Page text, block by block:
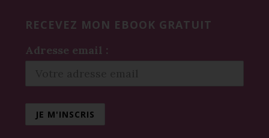
RECEVEZ MON EBOOK GRATUIT
Adresse email :